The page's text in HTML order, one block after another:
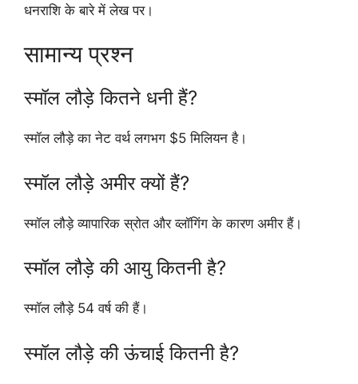
धनराशि के बारे में लेख पर।
सामान्य प्रश्न
स्मॉल लौड़े कितने धनी हैं?
स्मॉल लौड़े का नेट वर्थ लगभग $5 मिलियन है।
स्मॉल लौड़े अमीर क्यों हैं?
स्मॉल लौड़े व्यापारिक स्रोत और व्लॉगिंग के कारण अमीर हैं।
स्मॉल लौड़े की आयु कितनी है?
स्मॉल लौड़े 54 वर्ष की हैं।
स्मॉल लौड़े की ऊंचाई कितनी है?